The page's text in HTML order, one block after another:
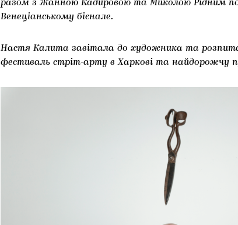
разом з Жанною Кадировою та Миколою Рідним
Венеціанському бієнале.
Настя Калита завітала до художника та
фестиваль стріт-арту в Харкові та найдорожчу